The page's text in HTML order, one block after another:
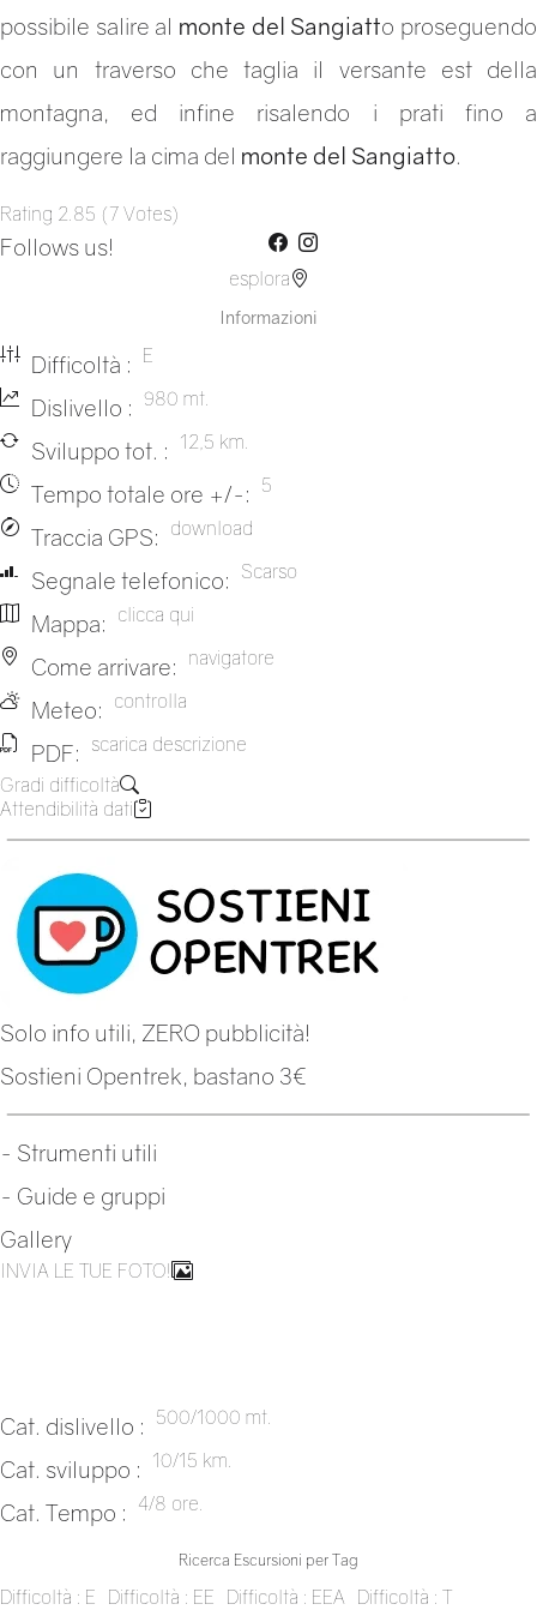
possibile salire al monte del Sangiatto proseguendo
con un traverso che taglia il versante est della
montagna, ed infine risalendo i prati fino a
raggiungere la cima del monte del Sangiatto.
Rating 2.85 (7 Votes)
Follows us!
esplora
Informazioni
Difficoltà : E
Dislivello : 980 mt.
Sviluppo tot. : 12,5 km.
Tempo totale ore +/-: 5
Traccia GPS: download
Segnale telefonico: Scarso
Mappa: clicca qui
Come arrivare: navigatore
Meteo: controlla
PDF: scarica descrizione
Gradi difficoltà
Attendibilità dati
Solo info utili, ZERO pubblicità!
Sostieni Opentrek, bastano 3€
- Strumenti utili
- Guide e gruppi
Gallery
INVIA LE TUE FOTO!
Cat. dislivello : 500/1000 mt.
Cat. sviluppo : 10/15 km.
Cat. Tempo : 4/8 ore.
Ricerca Escursioni per Tag
Difficoltà : E Difficoltà : EE Difficoltà : EEA Difficoltà : T